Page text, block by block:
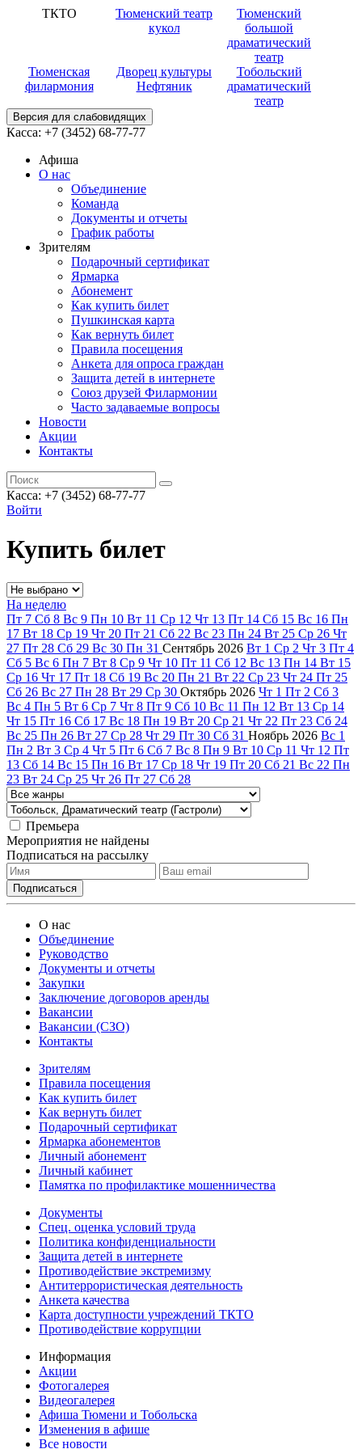
ТКТО
Тюменский театр
кукол
Тюменский
большой
драматический
театр
Тюменская
филармония
Дворец культуры
Нефтяник
Тобольский
драматический
театр
Версия для слабовидящих
Касса: +7 (3452) 68-77-77
Афиша
О нас
Объединение
Команда
Документы и отчеты
График работы
Зрителям
Подарочный сертификат
Ярмарка
Абонемент
Как купить билет
Пушкинская карта
Как вернуть билет
Правила посещения
Анкета для опроса граждан
Защита детей в интернете
Союз друзей Филармонии
Часто задаваемые вопросы
Новости
Акции
Контакты
Касса: +7 (3452) 68-77-77
Войти
Купить билет
На неделю
Пт 7 Сб 8 Вс 9 Пн 10 Вт 11 Ср 12 Чт 13 Пт 14 Сб 15 Вс 16 Пн
17 Вт 18 Ср 19 Чт 20 Пт 21 Сб 22 Вс 23 Пн 24 Вт 25 Ср 26 Чт
27 Пт 28 Сб 29 Вс 30 Пн 31 Сентябрь 2026 Вт 1 Ср 2 Чт 3 Пт 4
Сб 5 Вс 6 Пн 7 Вт 8 Ср 9 Чт 10 Пт 11 Сб 12 Вс 13 Пн 14 Вт 15
Ср 16 Чт 17 Пт 18 Сб 19 Вс 20 Пн 21 Вт 22 Ср 23 Чт 24 Пт 25
Сб 26 Вс 27 Пн 28 Вт 29 Ср 30 Октябрь 2026 Чт 1 Пт 2 Сб 3
Вс 4 Пн 5 Вт 6 Ср 7 Чт 8 Пт 9 Сб 10 Вс 11 Пн 12 Вт 13 Ср 14
Чт 15 Пт 16 Сб 17 Вс 18 Пн 19 Вт 20 Ср 21 Чт 22 Пт 23 Сб 24
Вс 25 Пн 26 Вт 27 Ср 28 Чт 29 Пт 30 Сб 31 Ноябрь 2026 Вс 1
Пн 2 Вт 3 Ср 4 Чт 5 Пт 6 Сб 7 Вс 8 Пн 9 Вт 10 Ср 11 Чт 12 Пт
13 Сб 14 Вс 15 Пн 16 Вт 17 Ср 18 Чт 19 Пт 20 Сб 21 Вс 22 Пн
23 Вт 24 Ср 25 Чт 26 Пт 27 Сб 28
Премьера
Мероприятия не найдены
Подписаться на рассылку
О нас
Объединение
Руководство
Документы и отчеты
Закупки
Заключение договоров аренды
Вакансии
Вакансии (СЗО)
Контакты
Зрителям
Правила посещения
Как купить билет
Как вернуть билет
Подарочный сертификат
Ярмарка абонементов
Личный абонемент
Личный кабинет
Памятка по профилактике мошенничества
Документы
Спец. оценка условий труда
Политика конфиденциальности
Защита детей в интернете
Противодействие экстремизму
Антитеррористическая деятельность
Анкета качества
Карта доступности учреждений ТКТО
Противодействие коррупции
Информация
Акции
Фотогалерея
Видеогалерея
Афиша Тюмени и Тобольска
Изменения в афише
Все новости